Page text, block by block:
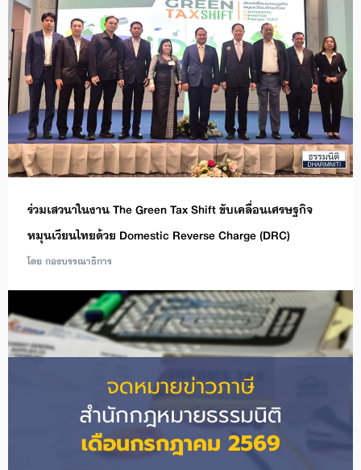
ร่วมเสวนาในงาน The Green Tax Shift ขับเคลื่อนเศรษฐกิจ
หมุนเวียนไทยด้วย Domestic Reverse Charge (DRC)
โดย กองบรรณาธิการ